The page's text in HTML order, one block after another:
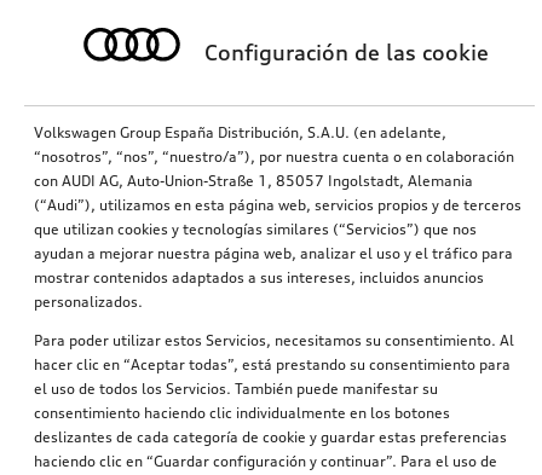
Configuración de las cookie
Volkswagen Group España Distribución, S.A.U. (en adelante,
“nosotros”, “nos”, “nuestro/a”), por nuestra cuenta o en colaboración
con AUDI AG, Auto-Union-Straße 1, 85057 Ingolstadt, Alemania
(“Audi”), utilizamos en esta página web, servicios propios y de terceros
que utilizan cookies y tecnologías similares (“Servicios”) que nos
ayudan a mejorar nuestra página web, analizar el uso y el tráfico para
mostrar contenidos adaptados a sus intereses, incluidos anuncios
personalizados.
Para poder utilizar estos Servicios, necesitamos su consentimiento. Al
hacer clic en “Aceptar todas”, está prestando su consentimiento para
el uso de todos los Servicios. También puede manifestar su
consentimiento haciendo clic individualmente en los botones
deslizantes de cada categoría de cookie y guardar estas preferencias
haciendo clic en “Guardar configuración y continuar”. Para el uso de